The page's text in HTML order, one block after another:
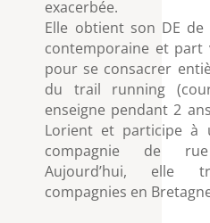
exacerbée.
Elle obtient son DE
contemporaine et part
pour se consacrer
du trail running
enseigne pendant 2
Lorient et participe à
compagnie de
Aujourd’hui, elle
compagnies en